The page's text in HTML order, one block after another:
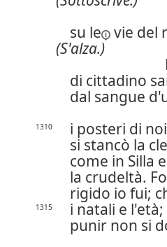
su le
vie del
(S'alza.)
di cittadino
dal sangue
1310
i posteri di
si stancò la
come in Silla
la crudeltà.
rigido io fui;
1315
i natali e
punir non si